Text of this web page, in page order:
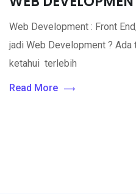
Web Development : Front
jadi Web Development ?
ketahui terlebih
Read More